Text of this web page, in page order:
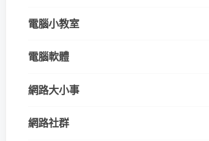
電腦小教室
電腦軟體
網路大小事
網路社群